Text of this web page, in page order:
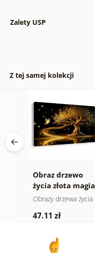
Zalety USP
Z tej samej kolekcji
Obraz drzewo
życia złota magia
Obrazy drzewa życia
47.11 zł